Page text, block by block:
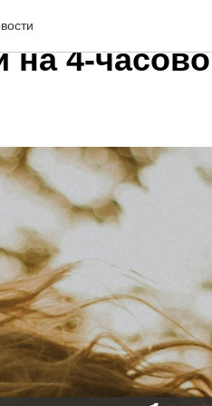
ребенком-
на 4-